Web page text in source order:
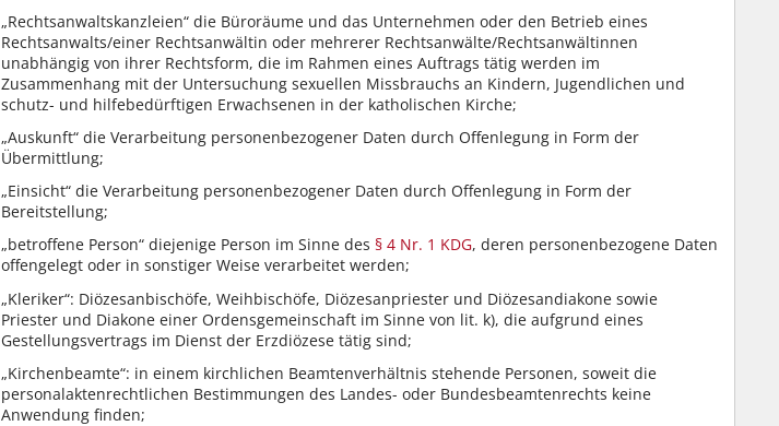
„Rechtsanwaltskanzleien“ die Büroräume und das Unternehmen oder den Betrieb eines
Rechtsanwalts/einer Rechtsanwältin oder mehrerer Rechtsanwälte/Rechtsanwältinnen
unabhängig von ihrer Rechtsform, die im Rahmen eines Auftrags tätig werden im
Zusammenhang mit der Untersuchung sexuellen Missbrauchs an Kindern, Jugendlichen und
schutz- und hilfebedürftigen Erwachsenen in der katholischen Kirche;
„Auskunft“ die Verarbeitung personenbezogener Daten durch Offenlegung in Form der
Übermittlung;
„Einsicht“ die Verarbeitung personenbezogener Daten durch Offenlegung in Form der
Bereitstellung;
„betroffene Person“ diejenige Person im Sinne des § 4 Nr. 1 KDG, deren personenbezogene Daten
offengelegt oder in sonstiger Weise verarbeitet werden;
„Kleriker“: Diözesanbischöfe, Weihbischöfe, Diözesanpriester und Diözesandiakone sowie
Priester und Diakone einer Ordensgemeinschaft im Sinne von lit. k), die aufgrund eines
Gestellungsvertrags im Dienst der Erzdiözese tätig sind;
„Kirchenbeamte“: in einem kirchlichen Beamtenverhältnis stehende Personen, soweit die
personalaktenrechtlichen Bestimmungen des Landes- oder Bundesbeamtenrechts keine
Anwendung finden;